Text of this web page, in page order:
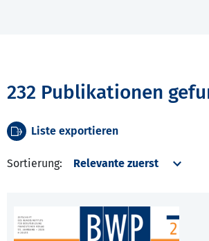
232 Publikationen
Liste exportieren
Sortierung: